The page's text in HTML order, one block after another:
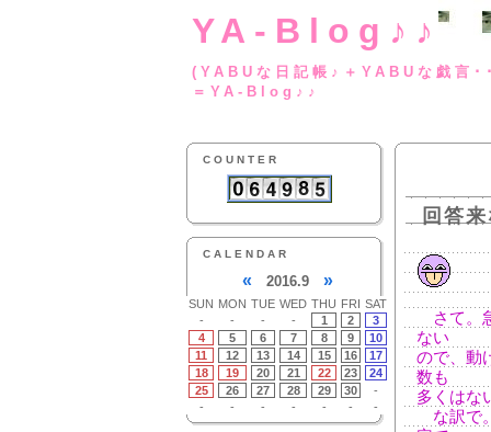
YA-Blog♪♪
(YABUな日記帳♪
＝YA-Blog♪♪
COUNTER
CALENDAR
« 2016.9 »
SUN MON TUE WED THU FRI SAT
-
- - - 1 2
3
4
5 6 7 8 9
10
11
12 13 14 15 16
17
18
19 20 21 22 23
24
25
26 27 28 29 30
-
-
- - - - - -
回答
さて。
ない
ので、動
数も
多くはな
な訳で